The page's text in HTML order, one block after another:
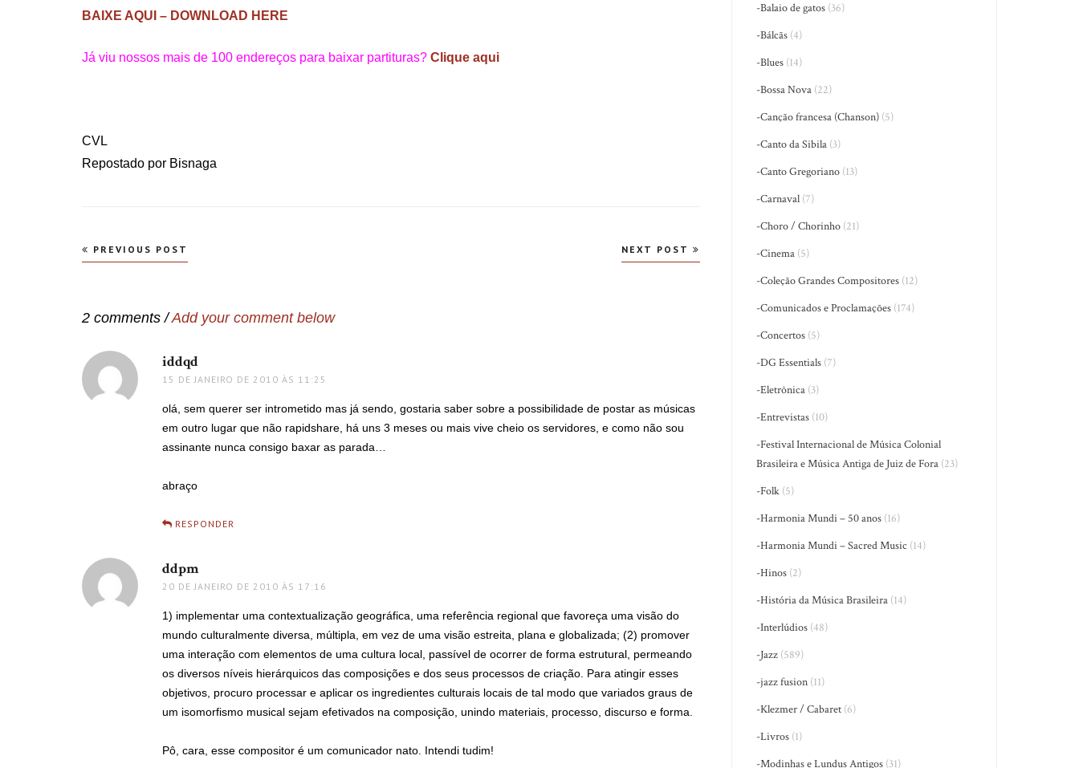
BAIXE AQUI – DOWNLOAD HERE
Já viu nossos mais de 100 endereços para baixar partituras? Clique aqui
CVL
Repostado por Bisnaga
Navegação
PREVIOUS POST NEXT POST
2 comments /Add your comment below
iddqd
15 DE JANEIRO DE 2010 ÀS 11:25
olá, sem querer ser intrometido mas já sendo, gostaria saber sobre a possibilidade de postar as músicas
em outro lugar que não rapidshare, há uns 3 meses ou mais vive cheio os servidores, e como não sou
assinante nunca consigo baxar as parada…
abraço
RESPONDER
ddpm
20 DE JANEIRO DE 2010 ÀS 17:16
1) implementar uma contextualização geográfica, uma referência regional que favoreça uma visão do
mundo culturalmente diversa, múltipla, em vez de uma visão estreita, plana e globalizada; (2) promover
uma interação com elementos de uma cultura local, passível de ocorrer de forma estrutural, permeando
os diversos níveis hierárquicos das composições e dos seus processos de criação. Para atingir esses
objetivos, procuro processar e aplicar os ingredientes culturais locais de tal modo que variados graus de
um isomorfismo musical sejam efetivados na composição, unindo materiais, processo, discurso e forma.
Pô, cara, esse compositor é um comunicador nato. Intendi tudim!
-Balaio de gatos (36)
-Bálcãs (4)
-Blues (14)
-Bossa Nova (22)
-Canção francesa (Chanson) (5)
-Canto da Sibila (3)
-Canto Gregoriano (13)
-Carnaval (7)
-Choro / Chorinho (21)
-Cinema (5)
-Coleção Grandes Compositores (12)
-Comunicados e Proclamações (174)
-Concertos (5)
-DG Essentials (7)
-Eletrônica (3)
-Entrevistas (10)
-Festival Internacional de Música Colonial
Brasileira e Música Antiga de Juiz de Fora (23)
-Folk (5)
-Harmonia Mundi – 50 anos (16)
-Harmonia Mundi – Sacred Music (14)
-Hinos (2)
-História da Música Brasileira (14)
-Interlúdios (48)
-Jazz (589)
-jazz fusion (11)
-Klezmer / Cabaret (6)
-Livros (1)
-Modinhas e Lundus Antigos (31)